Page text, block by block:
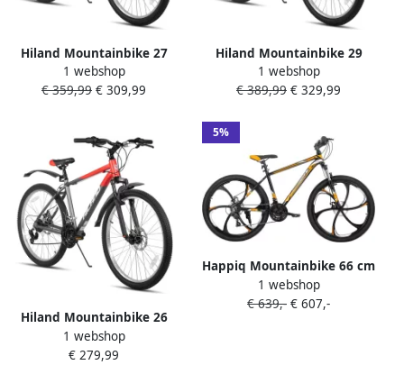
Hiland Mountainbike 27
Inch 18 Versnellingen
Mechanische Schijfrem
1 webshop
€ 359,99 € 309,99
Hiland Mountainbike 29
Inch 18 Versnellingen
Mechanische Schijfrem
1 webshop
€ 389,99 € 329,99
Hiland Mountainbike 26
Inch 18 Versnellingen
Mechanische Schijfrem
1 webshop
€ 279,99
5%
Happiq Mountainbike 66 cm
– Voor en Off-Road en
Dagelijks Gebruik – 21
1 webshop
€ 639,- € 607,-